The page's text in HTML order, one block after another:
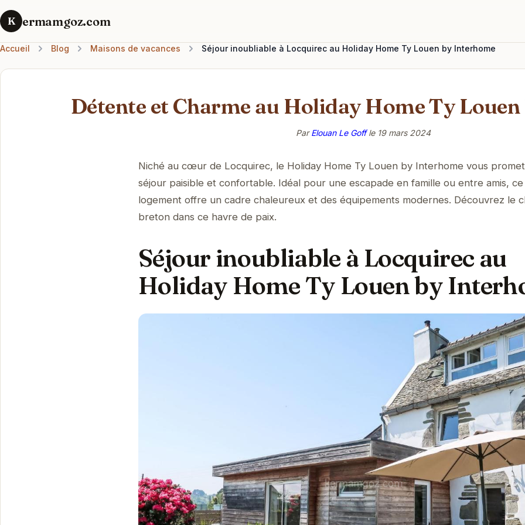
K ermamgoz.com
Accueil Blog Maisons de vacances Séjour inoubliable à Locquirec au Holiday Home Ty Louen by Interhome
Détente et Charme au Holiday Home Ty
ParElouan Le Goffle 19 mars 2024
Niché au cœur de Locquirec, le Holiday Home Ty Louen by Interhome vous
séjour paisible et confortable. Idéal pour une escapade en famille ou entre amis, ce
logement offre un cadre chaleureux et des équipements modernes. Découvrez le
breton dans ce havre de paix.
Séjour inoubliable à Locquirec au
Holiday Home Ty Louen by